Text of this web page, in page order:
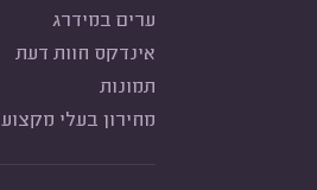
ערים במידרג
אינדקס חוות דעת
תמונות
מחירון בעלי מקצוע